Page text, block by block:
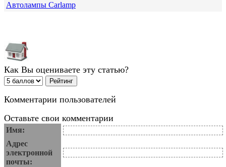
Автолампы Carlamp
Как Вы оцениваете эту статью?
Комментарии пользователей
Оставьте свои комментарии
Имя:
Адрес
электронной
почты: